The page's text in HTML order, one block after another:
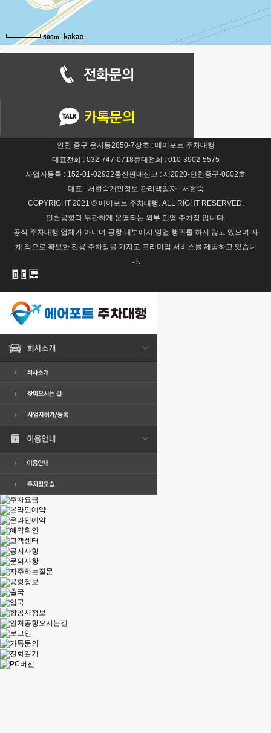
500m
.
인천 중구 운서동2850-7상호 : 에어포트 주차대행
대표전화 : 032-747-0718휴대전화 : 010-3902-5575
사업자등록 : 152-01-02932통신판매신고 : 제2020-인천중구-0002호
대표 : 서현숙개인정보 관리책임자 : 서현숙
COPYRIGHT 2021 © 에어포트 주차대행. ALL RIGHT RESERVED.
인천공항과 무관하게 운영되는 외부 민영 주차장 입니다.
공식 주차대행 업체가 아니며 공항 내부에서 영업 행위를 하지 않고 있으며 자
체 적으로 확보한 전용 주차장을 가지고 프리미엄 서비스를 제공하고 있습니
다.